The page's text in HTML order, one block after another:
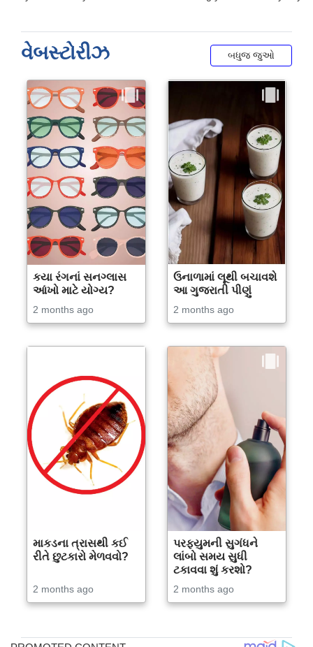
વેબસ્ટોરીઝ બધુજ જુઓ
કયા રંગનાં સનગ્લાસ
આંખો માટે યોગ્ય?
2 months ago
ઉનાળામાં લૂથી બચાવશે
આ ગુજરાતી પીણું
2 months ago
માકડના ત્રાસથી કઈ
રીતે છુટકારો મેળવવો?
2 months ago
પરફ્યુમની સુગંધને
લાંબો સમય સુધી
ટકાવવા શું કરશો?
2 months ago